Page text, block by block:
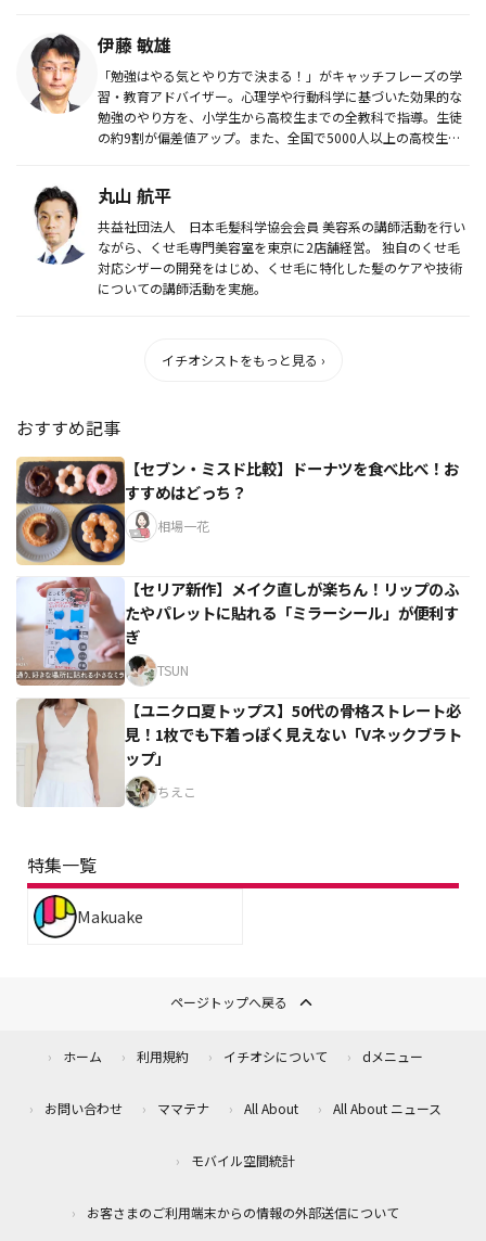
伊藤 敏雄
「勉強はやる気とやり方で決まる！」がキャッチフレーズの学
習・教育アドバイザー。心理学や行動科学に基づいた効果的な
勉強のやり方を、小学生から高校生までの全教科で指導。生徒
の約9割が偏差値アップ。また、全国で5000人以上の高校生や
丸山 航平
共益社団法人 日本毛髪科学協会会員 美容系の講師活動を行い
ながら、くせ毛専門美容室を東京に2店舗経営。 独自のくせ毛
対応シザーの開発をはじめ、くせ毛に特化した髪のケアや技術
についての講師活動を実施。
イチオシストをもっと見る ›
おすすめ記事
【セブン・ミスド比較】ドーナツを食べ比べ！お
すすめはどっち？
相場一花
【セリア新作】メイク直しが楽ちん！リップのふ
たやパレットに貼れる「ミラーシール」が便利す
ぎ
TSUN
【ユニクロ夏トップス】50代の骨格ストレート必
見！1枚でも下着っぽく見えない「Vネックブラト
ップ」
ちえこ
特集一覧
Makuake
ページトップへ戻る
ホーム 利用規約 イチオシについて dメニュー
お問い合わせ ママテナ All About All About ニュース
モバイル空間統計
お客さまのご利用端末からの情報の外部送信について